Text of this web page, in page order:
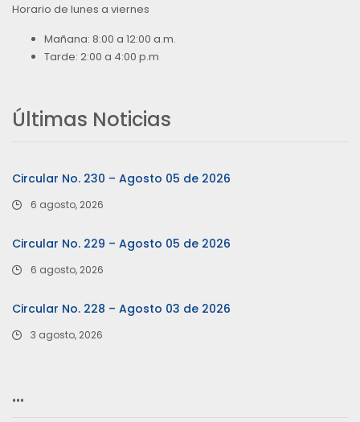
Horario de lunes a viernes
Mañana: 8:00 a 12:00 a.m.
Tarde: 2:00 a 4:00 p.m
Últimas Noticias
Circular No. 230 – Agosto 05 de 2026
6 agosto, 2026
Circular No. 229 – Agosto 05 de 2026
6 agosto, 2026
Circular No. 228 – Agosto 03 de 2026
3 agosto, 2026
…